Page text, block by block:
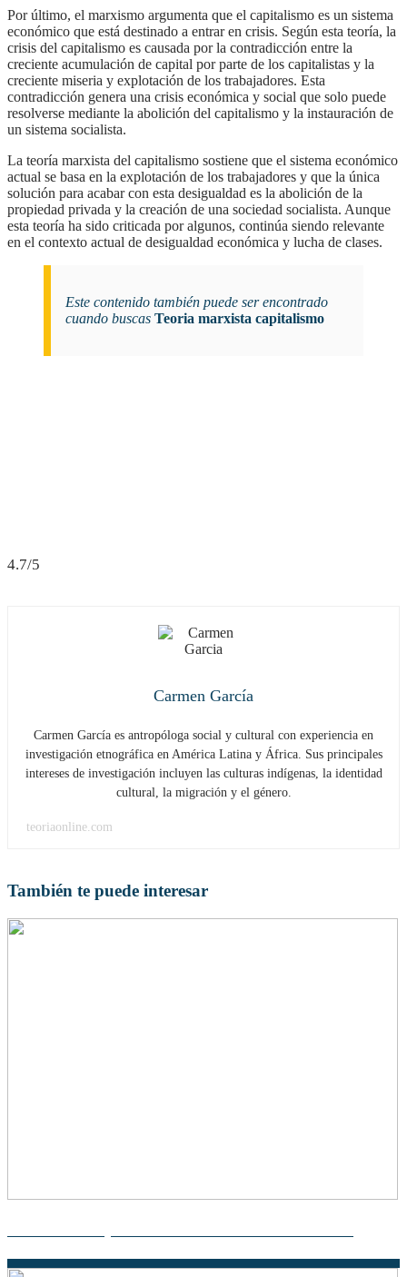
Por último, el marxismo argumenta que el capitalismo es un sistema
económico que está destinado a entrar en crisis. Según esta teoría, la
crisis del capitalismo es causada por la contradicción entre la
creciente acumulación de capital por parte de los capitalistas y la
creciente miseria y explotación de los trabajadores. Esta
contradicción genera una crisis económica y social que solo puede
resolverse mediante la abolición del capitalismo y la instauración de
un sistema socialista.
la teoría marxista del capitalismo sostiene que el sistema económico
actual se basa en la explotación de los trabajadores y que la única
solución para acabar con esta desigualdad es la abolición de la
propiedad privada y la creación de una sociedad socialista. Aunque
esta teoría ha sido criticada por algunos, continúa siendo relevante
en el contexto actual de desigualdad económica y lucha de clases.
Este contenido también puede ser encontrado
cuando buscas Teoria marxista capitalismo
4.7/5
Carmen García
Carmen García es antropóloga social y cultural con experiencia en
investigación etnográfica en América Latina y África. Sus principales
intereses de investigación incluyen las culturas indígenas, la identidad
cultural, la migración y el género.
teoriaonline.com
También te puede interesar